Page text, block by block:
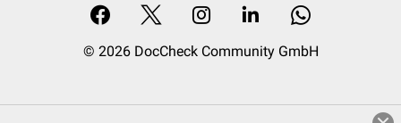
© 2026 DocCheck Community GmbH